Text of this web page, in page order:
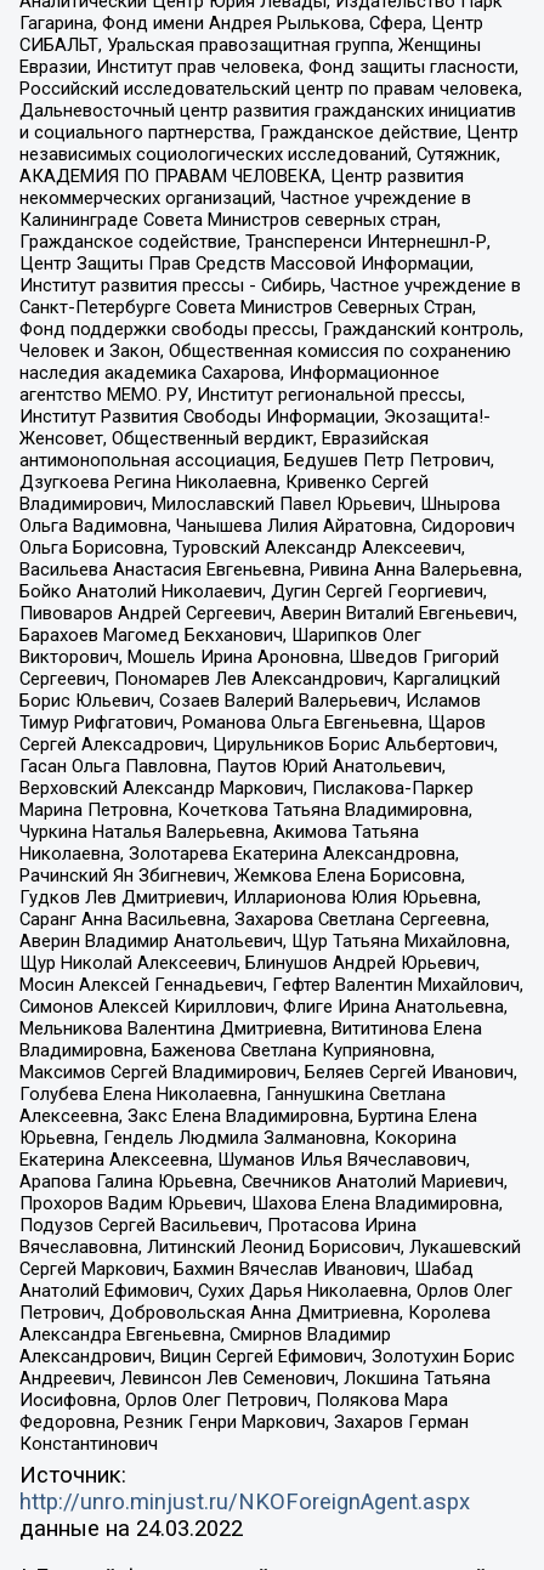
Гагарина, Фонд имени Андрея Рылькова, Сфера, Центр
СИБАЛЬТ, Уральская правозащитная группа, Женщины
Евразии, Институт прав человека, Фонд защиты гласности,
Российский исследовательский центр по правам человека,
Дальневосточный центр развития гражданских инициатив
и социального партнерства, Гражданское действие, Центр
независимых социологических исследований, Сутяжник,
АКАДЕМИЯ ПО ПРАВАМ ЧЕЛОВЕКА, Центр развития
некоммерческих организаций, Частное учреждение в
Калининграде Совета Министров северных стран,
Гражданское содействие, Трансперенси Интернешнл-Р,
Центр Защиты Прав Средств Массовой Информации,
Институт развития прессы - Сибирь, Частное учреждение в
Санкт-Петербурге Совета Министров Северных Стран,
Фонд поддержки свободы прессы, Гражданский контроль,
Человек и Закон, Общественная комиссия по сохранению
наследия академика Сахарова, Информационное
агентство МЕМО. РУ, Институт региональной прессы,
Институт Развития Свободы Информации, Экозащита!-
Женсовет, Общественный вердикт, Евразийская
антимонопольная ассоциация, Бедушев Петр Петрович,
Дзугкоева Регина Николаевна, Кривенко Сергей
Владимирович, Милославский Павел Юрьевич, Шнырова
Ольга Вадимовна, Чанышева Лилия Айратовна, Сидорович
Ольга Борисовна, Туровский Александр Алексеевич,
Васильева Анастасия Евгеньевна, Ривина Анна Валерьевна,
Бойко Анатолий Николаевич, Дугин Сергей Георгиевич,
Пивоваров Андрей Сергеевич, Аверин Виталий Евгеньевич,
Барахоев Магомед Бекханович, Шарипков Олег
Викторович, Мошель Ирина Ароновна, Шведов Григорий
Сергеевич, Пономарев Лев Александрович, Каргалицкий
Борис Юльевич, Созаев Валерий Валерьевич, Исламов
Тимур Рифгатович, Романова Ольга Евгеньевна, Щаров
Сергей Алексадрович, Цирульников Борис Альбертович,
Гасан Ольга Павловна, Паутов Юрий Анатольевич,
Верховский Александр Маркович, Пислакова-Паркер
Марина Петровна, Кочеткова Татьяна Владимировна,
Чуркина Наталья Валерьевна, Акимова Татьяна
Николаевна, Золотарева Екатерина Александровна,
Рачинский Ян Збигневич, Жемкова Елена Борисовна,
Гудков Лев Дмитриевич, Илларионова Юлия Юрьевна,
Саранг Анна Васильевна, Захарова Светлана Сергеевна,
Аверин Владимир Анатольевич, Щур Татьяна Михайловна,
Щур Николай Алексеевич, Блинушов Андрей Юрьевич,
Мосин Алексей Геннадьевич, Гефтер Валентин Михайлович,
Симонов Алексей Кириллович, Флиге Ирина Анатольевна,
Мельникова Валентина Дмитриевна, Вититинова Елена
Владимировна, Баженова Светлана Куприяновна,
Максимов Сергей Владимирович, Беляев Сергей Иванович,
Голубева Елена Николаевна, Ганнушкина Светлана
Алексеевна, Закс Елена Владимировна, Буртина Елена
Юрьевна, Гендель Людмила Залмановна, Кокорина
Екатерина Алексеевна, Шуманов Илья Вячеславович,
Арапова Галина Юрьевна, Свечников Анатолий Мариевич,
Прохоров Вадим Юрьевич, Шахова Елена Владимировна,
Подузов Сергей Васильевич, Протасова Ирина
Вячеславовна, Литинский Леонид Борисович, Лукашевский
Сергей Маркович, Бахмин Вячеслав Иванович, Шабад
Анатолий Ефимович, Сухих Дарья Николаевна, Орлов Олег
Петрович, Добровольская Анна Дмитриевна, Королева
Александра Евгеньевна, Смирнов Владимир
Александрович, Вицин Сергей Ефимович, Золотухин Борис
Андреевич, Левинсон Лев Семенович, Локшина Татьяна
Иосифовна, Орлов Олег Петрович, Полякова Мара
Федоровна, Резник Генри Маркович, Захаров Герман
Константинович
Источник:
http://unro.minjust.ru/NKOForeignAgent.aspx
данные на 24.03.2022